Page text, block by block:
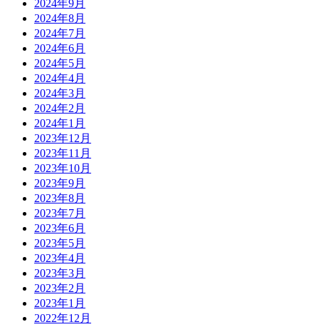
2024年9月
2024年8月
2024年7月
2024年6月
2024年5月
2024年4月
2024年3月
2024年2月
2024年1月
2023年12月
2023年11月
2023年10月
2023年9月
2023年8月
2023年7月
2023年6月
2023年5月
2023年4月
2023年3月
2023年2月
2023年1月
2022年12月